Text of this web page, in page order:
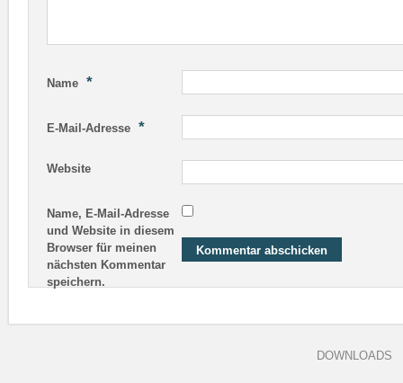
Name *
E-Mail-Adresse *
Website
Name, E-Mail-Adresse
und Website in diesem
Browser für meinen
nächsten Kommentar
speichern.
DOWNLOADS